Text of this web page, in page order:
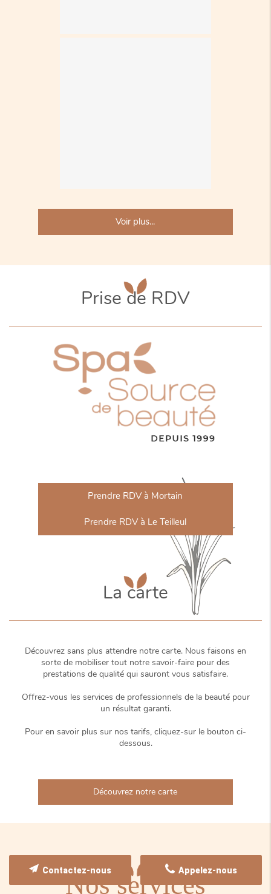
Voir plus...
Prise de RDV
Prendre RDV à Mortain
Prendre RDV à Le Teilleul
La carte
Découvrez sans plus attendre notre carte. Nous faisons en
sorte de mobiliser tout notre savoir-faire pour des
prestations de qualité qui sauront vous satisfaire.
Offrez-vous les services de professionnels de la beauté pour
un résultat garanti.
Pour en savoir plus sur nos tarifs, cliquez-sur le bouton ci-
dessous.
Découvrez notre carte
Nos servicesAppelez-nous
Contactez-nous